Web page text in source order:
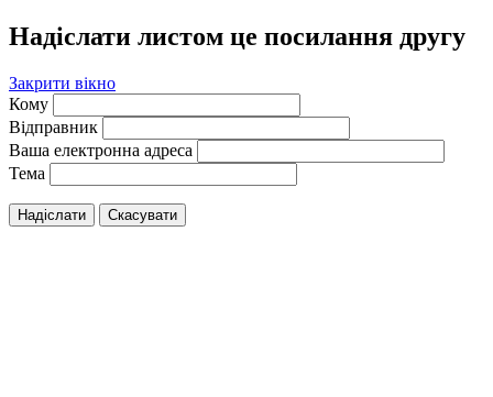
Надіслати листом це посилання другу
Закрити вікно
Кому
Відправник
Ваша електронна адреса
Тема
Надіслати Скасувати